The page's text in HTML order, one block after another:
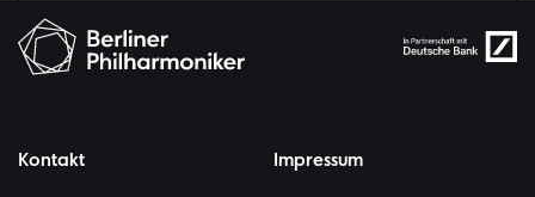
Kontakt Impressum